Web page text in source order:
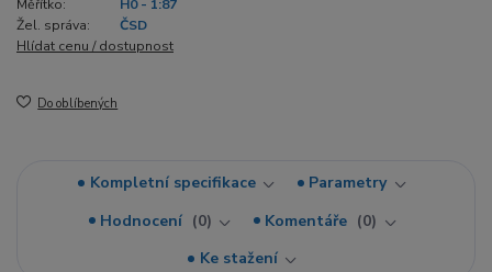
Měřítko:
H0 - 1:87
Žel. správa:
ČSD
Hlídat cenu / dostupnost
Do oblíbených
Kompletní specifikace
Parametry
Hodnocení
0 Komentáře
0
Ke stažení